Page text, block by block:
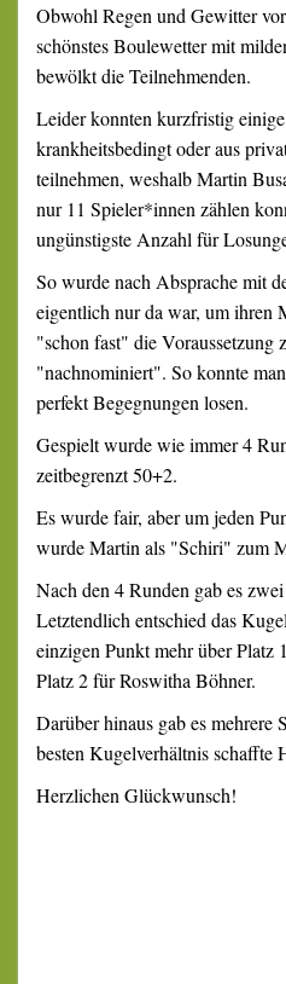
Obwohl Regen und Gewitter
schönstes Boulewetter mit
bewölkt die Teilnehmenden.
Leider konnten kurzfristig
krankheitsbedingt oder aus
teilnehmen, weshalb Martin
nur 11 Spieler*innen zählen
ungünstigste Anzahl für
So wurde nach Absprache mit
eigentlich nur da war, um ihren
"schon fast" die Voraussetzung
"nachnominiert". So konnte
perfekt Begegnungen losen.
Gespielt wurde wie immer 4
zeitbegrenzt 50+2.
Es wurde fair, aber um jeden
wurde Martin als "Schiri" zum
Nach den 4 Runden gab es
Letztendlich entschied das
einzigen Punkt mehr über Platz
Platz 2 für Roswitha Böhner.
Darüber hinaus gab es
besten Kugelverhältnis schaffte
Herzlichen Glückwunsch!